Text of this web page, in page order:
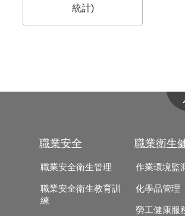
統計)
職業安全
職業安全衛生管理
職業安全衛生教育訓
練
職業衛生
作業環境監
化學品管理
勞工健康服